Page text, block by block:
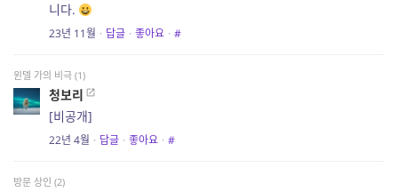
니다.
23년 11월 · 답글 · 좋아요 · #
윈델 가의 비극 (1)
청보리
[비공개]
22년 4월 · 답글 · 좋아요 · #
방문 상인 (2)